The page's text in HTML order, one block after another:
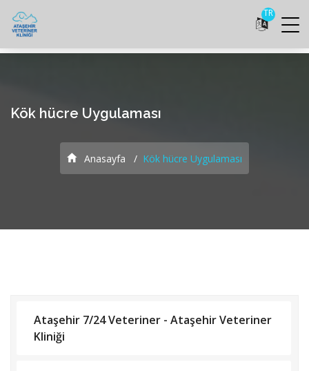
TR
Kök hücre Uygulaması
Anasayfa Kök hücre Uygulaması
Ataşehir 7/24 Veteriner - Ataşehir Veteriner
Kliniği